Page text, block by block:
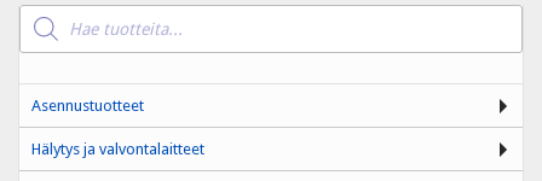
Products
search
Asennustuotteet
Hälytys ja valvontalaitteet